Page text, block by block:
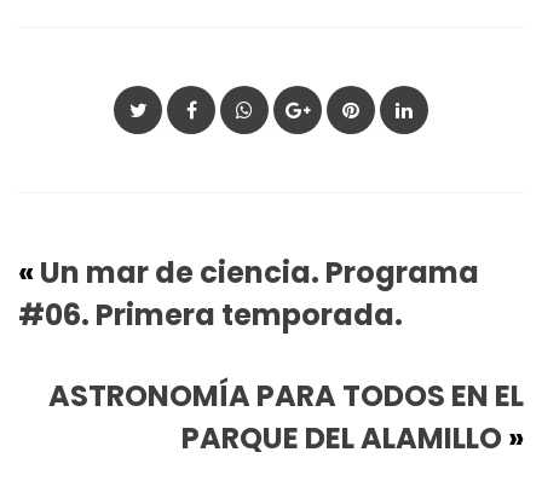
« Un mar de ciencia. Programa
#06. Primera temporada.
ASTRONOMÍA PARA TODOS EN EL
PARQUE DEL ALAMILLO»